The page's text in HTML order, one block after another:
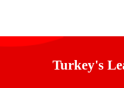
Turkey's